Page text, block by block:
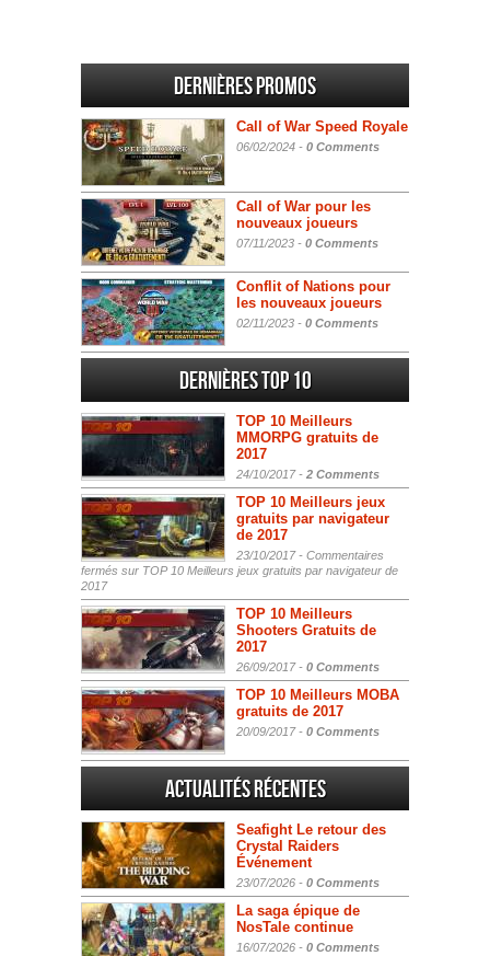
Dernières promos
Call of War Speed Royale
06/02/2024 - 0 Comments
Call of War pour les
nouveaux joueurs
07/11/2023 - 0 Comments
Conflit of Nations pour
les nouveaux joueurs
02/11/2023 - 0 Comments
Dernières Top 10
TOP 10 Meilleurs
MMORPG gratuits de
2017
24/10/2017 - 2 Comments
TOP 10 Meilleurs jeux
gratuits par navigateur
de 2017
23/10/2017 - Commentaires
fermés sur TOP 10 Meilleurs jeux gratuits par navigateur de
2017
TOP 10 Meilleurs
Shooters Gratuits de
2017
26/09/2017 - 0 Comments
TOP 10 Meilleurs MOBA
gratuits de 2017
20/09/2017 - 0 Comments
Actualités Récentes
Seafight Le retour des
Crystal Raiders
Événement
23/07/2026 - 0 Comments
La saga épique de
NosTale continue
16/07/2026 - 0 Comments